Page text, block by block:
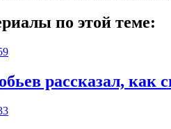
по этой теме:
рассказал, как